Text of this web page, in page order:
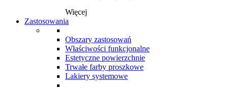
Więcej
Zastosowania
Obszary zastosowań
Właściwości funkcjonalne
Estetyczne powierzchnie
Trwałe farby proszkowe
Lakiery systemowe